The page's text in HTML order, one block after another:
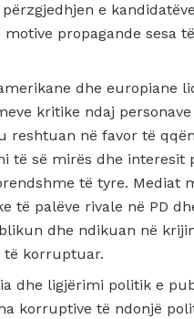
e
propagande sesa
dhe europiane
kritike ndaj
reshtuan në favor të
të së mirës dhe interesit
të tyre. Mediat
të palëve rivale në PD
dhe ndikuan në
të korruptuar.
dhe ligjërimi politik e
korruptive të ndonjë